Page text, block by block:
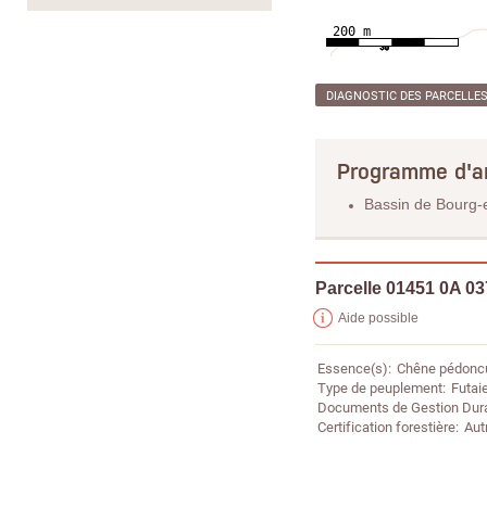
DIAGNOSTIC DES PARCELLES
Programme
Bassin de
Parcelle 01451 0A
Aide possible
Essence(s) Chêne
Type de peuplement
Documents de Gestion
Certification forestière